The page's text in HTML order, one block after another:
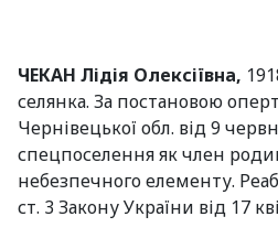
ЧЕКАН Лідія Олексіївна,
селянка. За постановою
Чернівецької обл. від 9
спецпоселення як член
небезпечного елементу.
ст. 3 Закону України від 17